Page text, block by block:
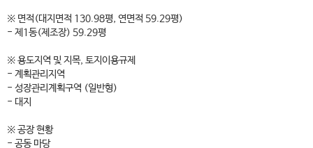
※ 면적(대지면적 130.98평, 연면적 59.29평)
- 제1동(제조장) 59.29평
※ 용도지역 및 지목, 토지이용규제
- 계획관리지역
- 성장관리계획구역 (일반형)
- 대지
※ 공장 현황
- 공동 마당